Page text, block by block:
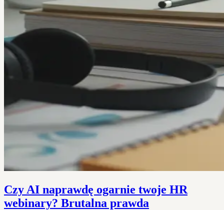
Czy AI naprawdę ogarnie twoje HR
webinary? Brutalna prawda